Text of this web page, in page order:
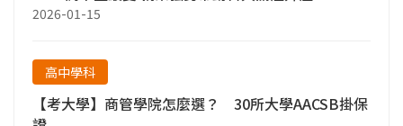
2026-01-15
高中學科
【考大學】商管學院怎麼選？ 30所大學AACSB掛保